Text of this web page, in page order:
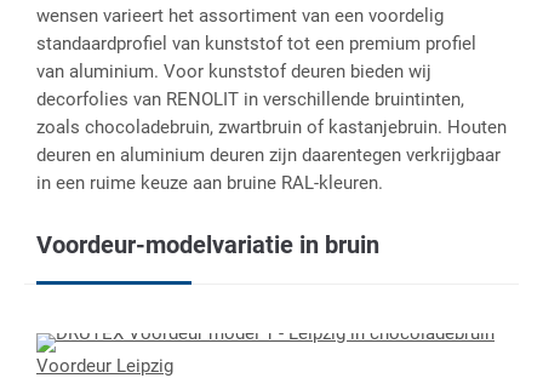
wensen varieert het assortiment van een voordelig
standaardprofiel van kunststof tot een premium profiel
van aluminium. Voor kunststof deuren bieden wij
decorfolies van RENOLIT in verschillende bruintinten,
zoals chocoladebruin, zwartbruin of kastanjebruin. Houten
deuren en aluminium deuren zijn daarentegen verkrijgbaar
in een ruime keuze aan bruine RAL-kleuren.
Voordeur-modelvariatie in bruin
Voordeur Leipzig